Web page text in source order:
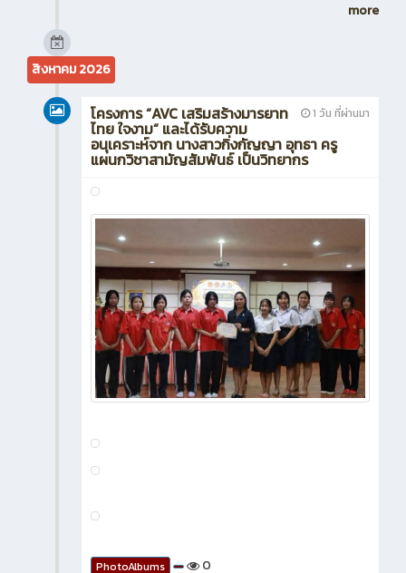
more
สิงหาคม 2026
1 วัน ที่ผ่านมา
โครงการ “AVC เสริมสร้างมารยาท
ไทย ใจงาม” และได้รับความ
อนุเคราะห์จาก นางสาวกิ่งกัญญา อุทธา ครู
แผนกวิชาสามัญสัมพันธ์ เป็นวิทยากร